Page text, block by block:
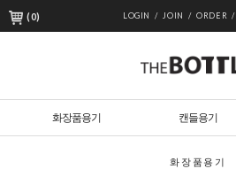
(0) LOGIN / JOIN / ORDER /
화장품용기 캔들용기
화장품용기